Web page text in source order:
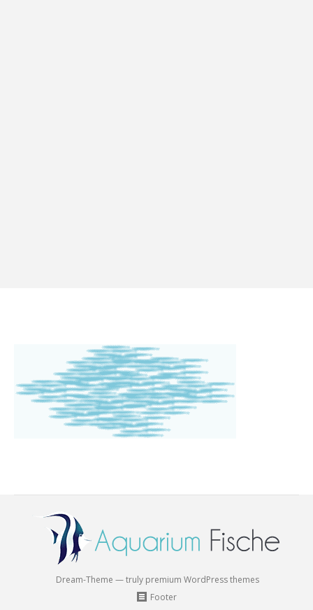
Dream-Theme — truly premium WordPress themes
Footer